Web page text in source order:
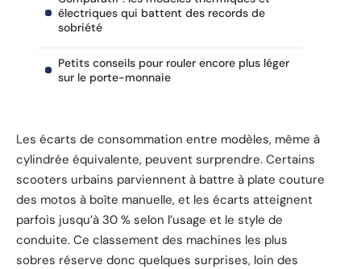
électriques qui battent des records de
sobriété
Petits conseils pour rouler encore plus léger
sur le porte-monnaie
Les écarts de consommation entre modèles, même à
cylindrée équivalente, peuvent surprendre. Certains
scooters urbains parviennent à battre à plate couture
des motos à boîte manuelle, et les écarts atteignent
parfois jusqu’à 30 % selon l’usage et le style de
conduite. Ce classement des machines les plus
sobres réserve donc quelques surprises, loin des